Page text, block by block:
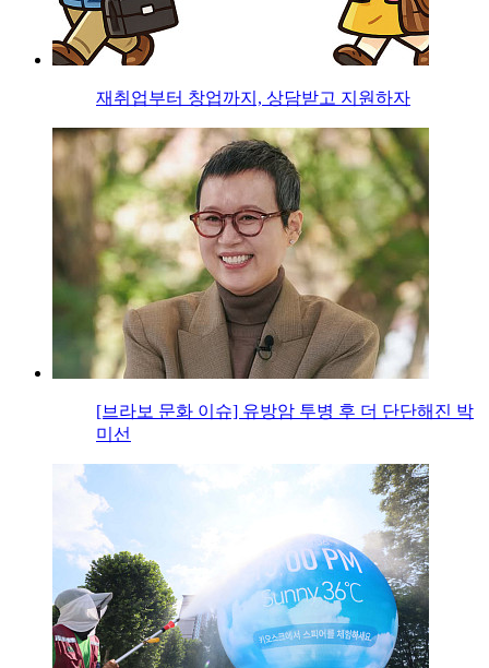
재취업부터 창업까지, 상담받고 지원하자
[브라보 문화 이슈] 유방암 투병 후 더 단단해진 박
미선